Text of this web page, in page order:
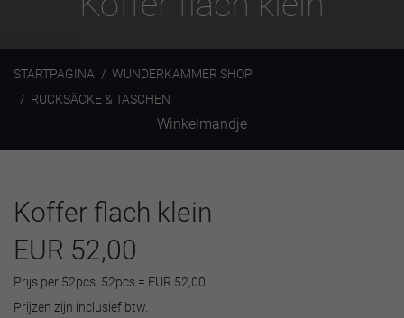
STARTPAGINA
WUNDERKAMMER SHOP
RUCKSÄCKE & TASCHEN
Winkelmandje
Koffer flach klein
EUR 52,00
Prijs per 52pcs. 52pcs = EUR 52,00.
Prijzen zijn inclusief btw.